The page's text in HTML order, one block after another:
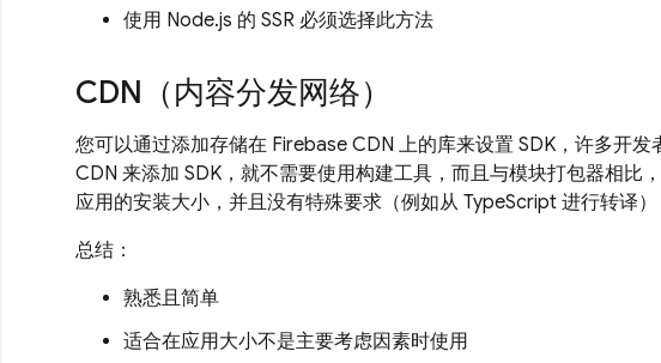
使用 Node.js 的 SSR 必须选择此方法
CDN（内容分发网络）
您可以通过添加存储在 Firebase CDN 上的库来设置 SDK，许多开
CDN 来添加 SDK，就不需要使用构建工具，而且与模块打包器相比
应用的安装大小，并且没有特殊要求（例如从 TypeScript 进行转译）
总结：
熟悉且简单
适合在应用大小不是主要考虑因素时使用